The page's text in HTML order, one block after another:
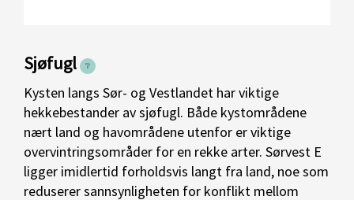
Sjøfugl
Kysten langs Sør- og Vestlandet har viktige
hekkebestander av sjøfugl. Både kystområdene
nært land og havområdene utenfor er viktige
overvintringsområder for en rekke arter. Sørvest E
ligger imidlertid forholdsvis langt fra land, noe som
reduserer sannsynligheten for konflikt mellom